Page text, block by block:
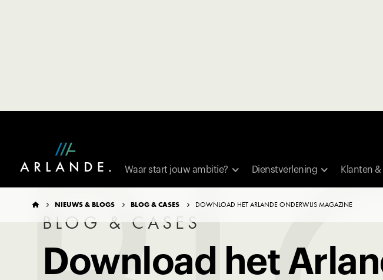
Waar start jouw ambitie? Dienstverlening Klanten
  NIEUWS & BLOGS  BLOG & CASES  DOWNLOAD HET ARLANDE ONDERWIJS MAGAZINE
TERUG NAAR OVERZICHT
BLOG & CASES
Download het